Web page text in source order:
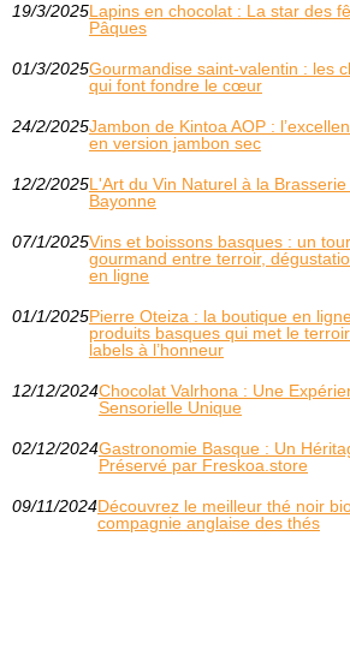
19/3/2025Lapins en chocolat : La star des
Pâques
01/3/2025Gourmandise saint-valentin : les
qui font fondre le cœur
24/2/2025Jambon de Kintoa AOP :
en version jambon sec
12/2/2025L'Art du Vin Naturel à la
Bayonne
07/1/2025Vins et boissons basques : un
gourmand entre terroir,
en ligne
01/1/2025Pierre Oteiza : la boutique en
produits basques qui met le
labels à l’honneur
12/12/2024Chocolat Valrhona : Une
Sensorielle Unique
02/12/2024Gastronomie Basque : Un
Préservé par Freskoa.store
09/11/2024Découvrez le meilleur thé noir
compagnie anglaise des thés